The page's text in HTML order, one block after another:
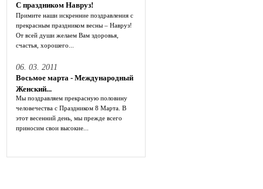
С праздником Навруз!
Примите наши искренние поздравления с
прекрасным праздником весны – Навруз!
От всей души желаем Вам здоровья,
счастья, хорошего...
06. 03. 2011
Восьмое марта - Международный
Женский...
Мы поздравляем прекрасную половину
человечества с Праздником 8 Марта. В
этот весенний день, мы прежде всего
приносим свои высокие...